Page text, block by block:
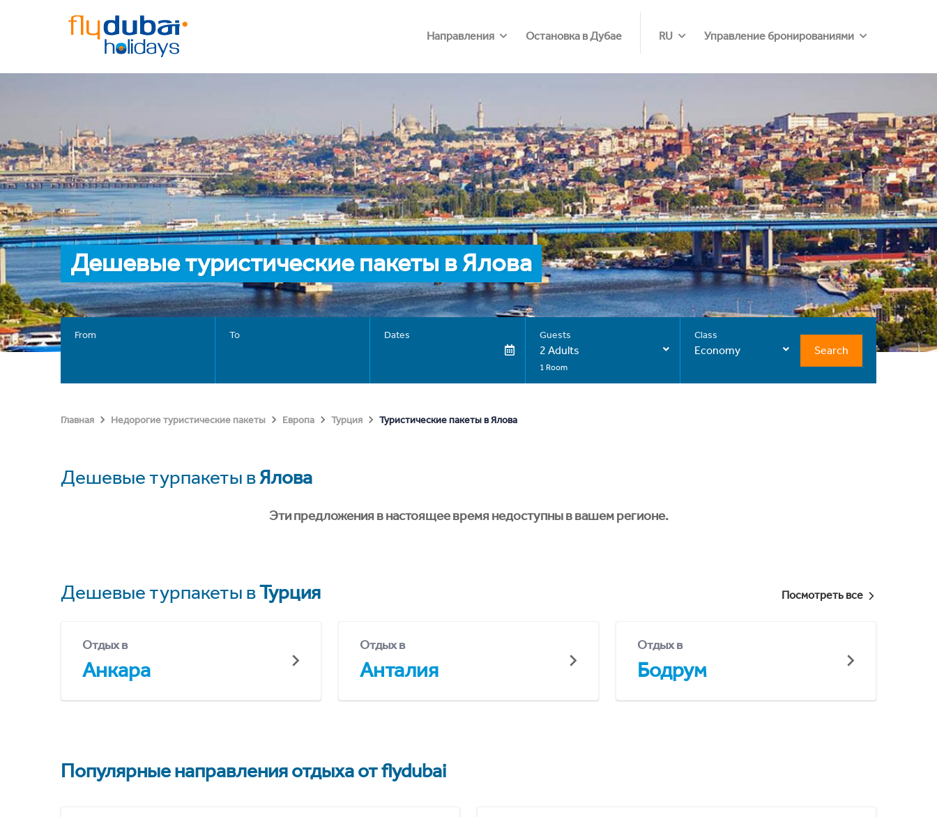
Направления Остановка в Дубае RU Управление бронированиями
Дешевые туристические пакеты в Ялова
From To Dates Guests
2 Adults
1 Room
Class
Economy Search
Главная Недорогие туристические пакеты Европа Турция Туристические пакеты в Ялова
Дешевые турпакеты вЯлова
Эти предложения в настоящее время недоступны в вашем регионе.
Дешевые турпакеты вТурция Посмотреть все
Отдых в
Анкара
Отдых в
Анталия
Отдых в
Бодрум
Популярные направления отдыха от flydubai